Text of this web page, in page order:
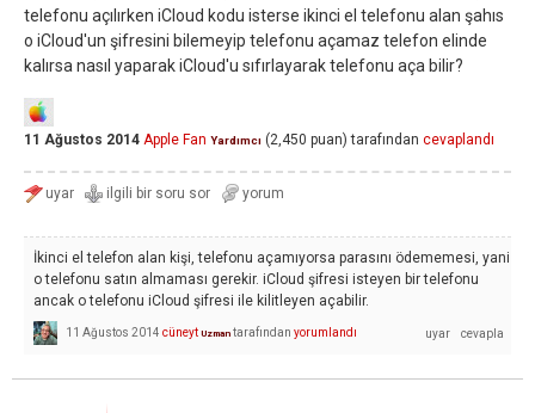
telefonu açılırken iCloud kodu isterse ikinci el telefonu alan şahıs
o iCloud'un şifresini bilemeyip telefonu açamaz telefon elinde
kalırsa nasıl yaparak iCloud'u sıfırlayarak telefonu aça bilir?
11 Ağustos 2014 Apple Fan Yardımcı (2,450 puan) tarafından cevaplandı
İkinci el telefon alan kişi, telefonu açamıyorsa parasını ödememesi, yani
o telefonu satın almaması gerekir. iCloud şifresi isteyen bir telefonu
ancak o telefonu iCloud şifresi ile kilitleyen açabilir.
11 Ağustos 2014 cüneyt Uzman tarafından yorumlandı